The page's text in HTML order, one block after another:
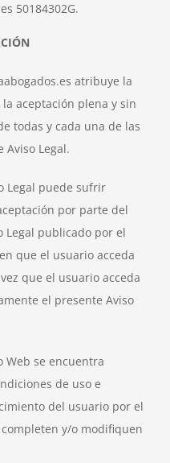
50184302G.
atribuye la
aceptación plena y sin
todas y cada una de las
Aviso Legal.
Legal puede sufrir
por parte del
Legal publicado por el
que el usuario acceda
que el usuario acceda
el presente Aviso
Web se encuentra
de uso e
del usuario por el
y/o modifiquen